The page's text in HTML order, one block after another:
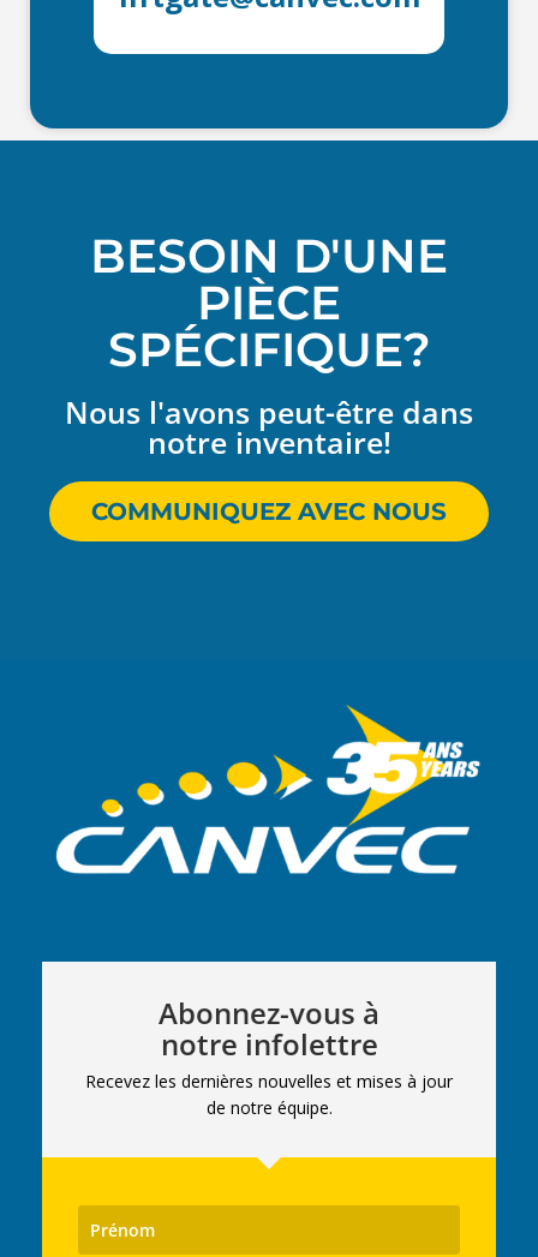
BESOIN D'UNE
PIÈCE
SPÉCIFIQUE?
Nous l'avons peut-être dans
notre inventaire!
COMMUNIQUEZ AVEC NOUS
Abonnez-vous à
notre infolettre
Recevez les dernières nouvelles et mises à jour
de notre équipe.